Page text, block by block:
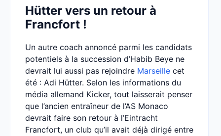
Hütter vers un retour à
Francfort !
Un autre coach annoncé parmi les candidats
potentiels à la succession d’Habib Beye ne
devrait lui aussi pas rejoindre Marseille cet
été : Adi Hütter. Selon les informations du
média allemand Kicker, tout laisserait penser
que l’ancien entraîneur de l’AS Monaco
devrait faire son retour à l’Eintracht
Francfort, un club qu’il avait déjà dirigé entre